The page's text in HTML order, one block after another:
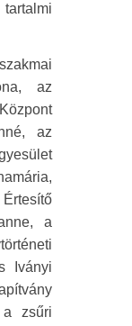
az
az
a
Iványi
a zsűri